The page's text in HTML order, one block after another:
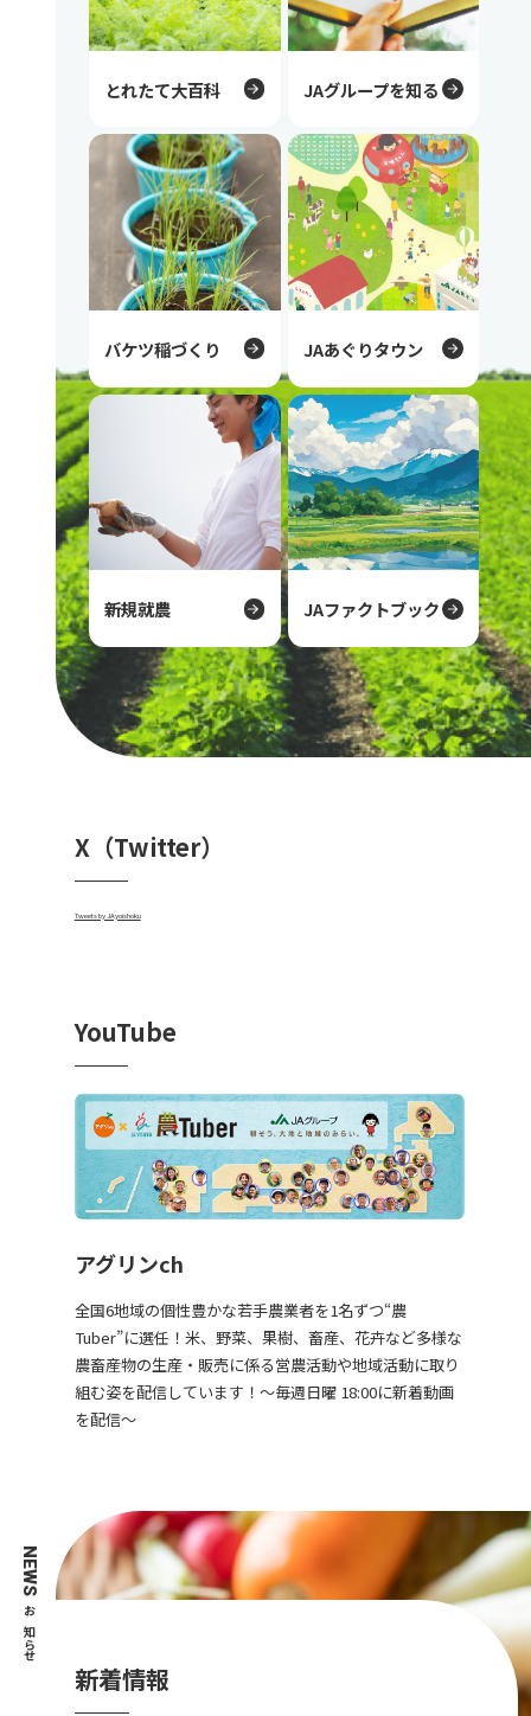
とれたて大百科 JAグループを知る
バケツ稲づくり JAあぐりタウン
新規就農 JAファクトブック
X（Twitter）
Tweets by JAyoishoku
YouTube
アグリンch
全国6地域の個性豊かな若手農業者を1名ずつ“農
Tuber”に選任！米、野菜、果樹、畜産、花卉など多様な
農畜産物の生産・販売に係る営農活動や地域活動に取り
組む姿を配信しています！～毎週日曜 18:00に新着動画
を配信～
NEWS
お知らせ
新着情報